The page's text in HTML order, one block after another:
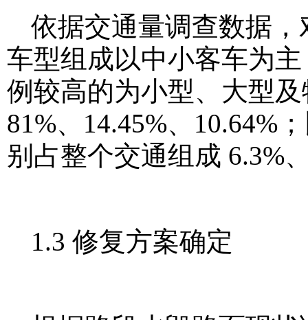
依据交通量调查数据
车型组成以中小客车为
例较高的为小型、大型
81%、14.45%、10.64%
别占整个交通组成 6.3%
1.3 修复方案确定